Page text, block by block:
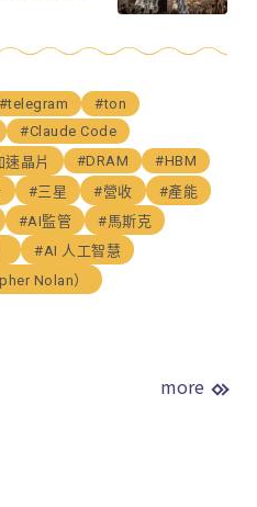
#telegram
#ton
#Claude Code
速晶片 #DRAM
#HBM
#三星 #營收
#產能
#AI監管
#馬斯克
#AI 人工智慧
Nolan）
more